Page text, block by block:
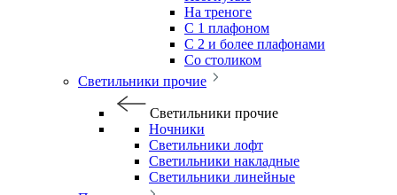
На треноге
С 1 плафоном
С 2 и более плафонами
Со столиком
Светильники прочие
Светильники прочие
Ночники
Светильники лофт
Светильники накладные
Светильники линейные